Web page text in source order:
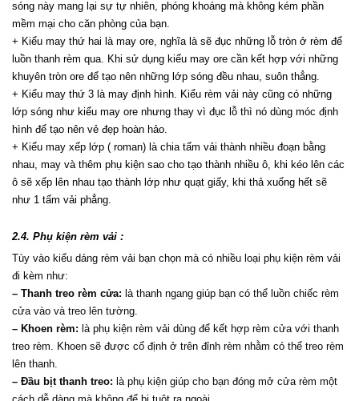
sóng này mang lại sự tự nhiên, phóng khoáng mà không kém phần
mềm mại cho căn phòng của bạn.
+ Kiểu may thứ hai là may ore, nghĩa là sẽ đục những lỗ tròn ở rèm để
luồn thanh rèm qua. Khi sử dụng kiểu may ore cần kết hợp với những
khuyên tròn ore để tạo nên những lớp sóng đều nhau, suôn thẳng.
+ Kiểu may thứ 3 là may định hình. Kiểu rèm vải này cũng có những
lớp sóng như kiểu may ore nhưng thay vì đục lỗ thì nó dùng móc định
hình để tạo nên vẻ đẹp hoàn hảo.
+ Kiểu may xếp lớp ( roman) là chia tấm vải thành nhiều đoạn bằng
nhau, may và thêm phụ kiện sao cho tạo thành nhiều ô, khi kéo lên các
ô sẽ xếp lên nhau tạo thành lớp như quạt giấy, khi thả xuống hết sẽ
như 1 tấm vải phẳng.
2.4. Phụ kiện rèm vải :
Tùy vào kiểu dáng rèm vải bạn chọn mà có nhiều loại phụ kiện rèm vải
đi kèm như:
– Thanh treo rèm cửa: là thanh ngang giúp bạn có thể luồn chiếc rèm
cửa vào và treo lên tường.
– Khoen rèm: là phụ kiện rèm vải dùng để kết hợp rèm cửa với thanh
treo rèm. Khoen sẽ được cố định ở trên đỉnh rèm nhằm có thể treo rèm
lên thanh.
– Đầu bịt thanh treo: là phụ kiện giúp cho bạn đóng mở cửa rèm một